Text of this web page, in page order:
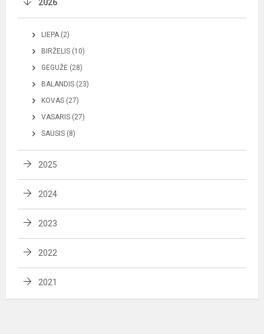
2026
LIEPA (2)
BIRŽELIS (10)
GEGUŽĖ (28)
BALANDIS (23)
KOVAS (27)
VASARIS (27)
SAUSIS (8)
2025
2024
2023
2022
2021